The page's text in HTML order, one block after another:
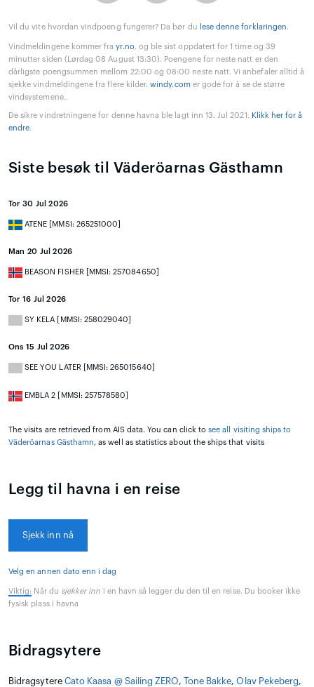
Vil du vite hvordan vindpoeng fungerer? Da bør du lese denne forklaringen.
Vindmeldingene kommer frayr.no, og ble sist oppdatert for 1 time og 39
minutter siden (Lørdag 08 August 13:30). Poengene for neste natt er den
dårligste poengsummen mellom 22:00 og 08:00 neste natt. Vi anbefaler alltid å
sjekke vindmeldingene fra flere kilder.windy.comer gode for å se de større
vindsystemene..
De sikre vindretningene for denne havna ble lagt inn 13. Jul 2021. Klikk her for å
endre.
Siste besøk til Väderöarnas Gästhamn
Tor 30 Jul 2026
ATENE [MMSI: 265251000]
Man 20 Jul 2026
BEASON FISHER [MMSI: 257084650]
Tor 16 Jul 2026
SY KELA [MMSI: 258029040]
Ons 15 Jul 2026
SEE YOU LATER [MMSI: 265015640]
EMBLA 2 [MMSI: 257578580]
The visits are retrieved from AIS data. You can click tosee all visiting ships to
Väderöarnas Gästhamn, as well as statistics about the ships that visits
Legg til havna i en reise
Sjekk inn nå
Velg en annen dato enn i dag
Viktig: Når du sjekker inn i en havn så legger du den til en reise. Du booker ikke
fysisk plass i havna
Bidragsytere
Bidragsytere Cato Kaasa @ Sailing ZERO, Tone Bakke,Olav Pekeberg,